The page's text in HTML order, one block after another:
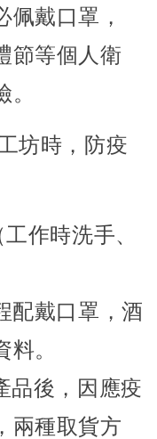
戴口罩，
節等個人衛
坊時，防疫
作時洗手、
配戴口罩，酒
。
品後，因應疫
兩種取貨方